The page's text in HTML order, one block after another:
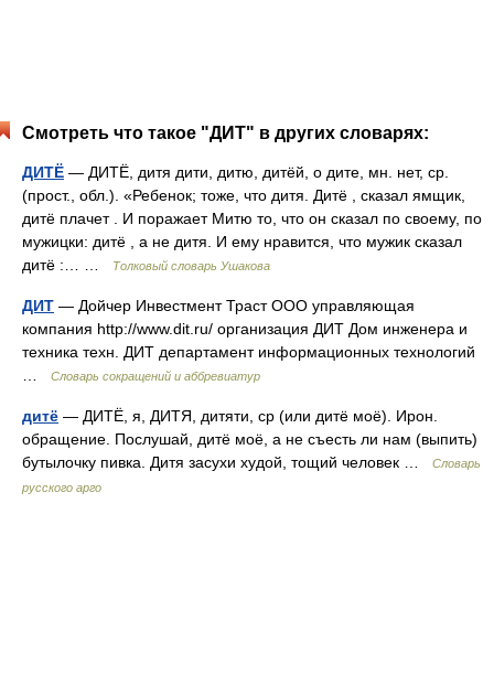
Смотреть что такое "ДИТ" в других словарях:
ДИТЁ — ДИТЁ, дитя дити, дитю, дитёй, о дите, мн. нет, ср.
(прост., обл.). «Ребенок; тоже, что дитя. Дитё , сказал ямщик,
дитё плачет . И поражает Митю то, что он сказал по своему, по
мужицки: дитё , а не дитя. И ему нравится, что мужик сказал
дитё :… …
Толковый словарь Ушакова
ДИТ — Дойчер Инвестмент Траст ООО управляющая
компания http://www.dit.ru/​ организация ДИТ Дом инженера и
техника техн. ДИТ департамент информационных технологий
Словарь сокращений и аббревиатур
дитё — ДИТЁ, я, ДИТЯ, дитяти, ср (или дитё моё). Ирон.
обращение. Послушай, дитё моё, а не съесть ли нам (выпить)
бутылочку пивка. Дитя засухи худой, тощий человек …
Словарь
русского арго